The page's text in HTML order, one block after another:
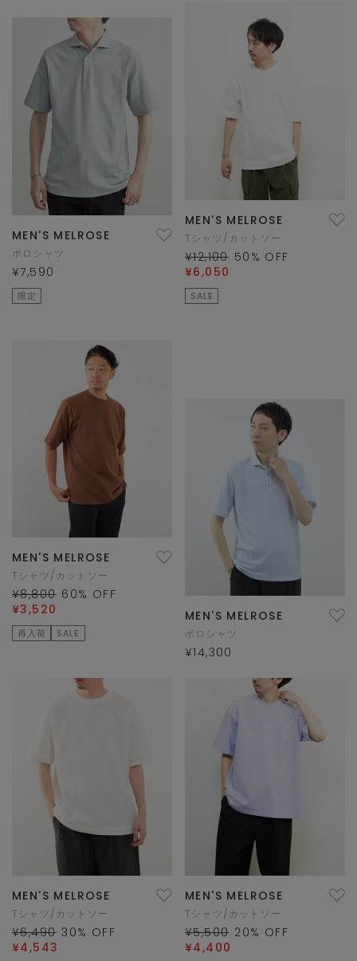
MEN'S MELROSE
ポロシャツ
¥7,590
限定
MEN'S MELROSE
Tシャツ/カットソー
¥12,100 50 % OFF
¥6,050
SALE
MEN'S MELROSE
Tシャツ/カットソー
¥8,800 60% OFF
¥3,520
再入荷 SALE
MEN'S MELROSE
ポロシャツ
¥14,300
MEN'S MELROSE
Tシャツ/カットソー
¥6,490 30% OFF
¥4,543
MEN'S MELROSE
Tシャツ/カットソー
¥5,500 20% OFF
¥4,400